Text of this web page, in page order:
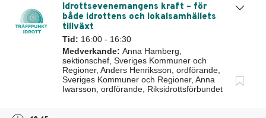
Idrottsevenemangens kraft – för
både idrottens och lokalsamhällets
tillväxt
Tid: 16:00 - 16:30
Medverkande: Anna Hamberg,
sektionschef, Sveriges Kommuner och
Regioner, Anders Henriksson, ordförande,
Sveriges Kommuner och Regioner, Anna
Iwarsson, ordförande, Riksidrottsförbundet